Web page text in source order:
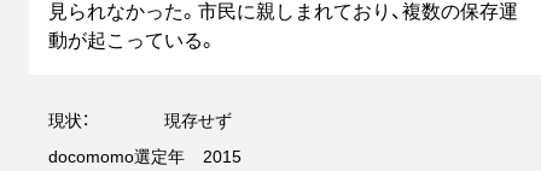
見られなかった。市民に親しまれており、複数の保存運
動が起こっている。
現状：
現存せず
docomomo選定年
2015